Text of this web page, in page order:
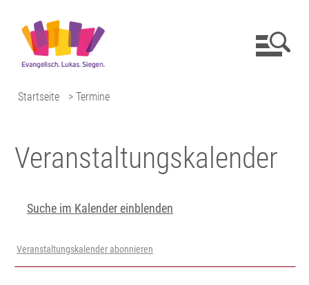
Startseite > Termine
Veranstaltungs­kalender
Suche im Kalender einblenden
Veranstaltungskalender abonnieren